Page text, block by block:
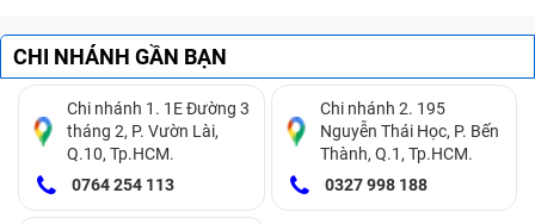
Camera điện thoại Sau Sony Xperia X/ F5122/ F8131 bị
CHI NHÁNH GẦN BẠN
Chi nhánh 1. 1E Đường 3
tháng 2, P. Vườn Lài,
Q.10, Tp.HCM.
0764 254 113
Chi nhánh 2. 195
Nguyễn Thái Học, P. Bến
Thành, Q.1, Tp.HCM.
0327 998 188